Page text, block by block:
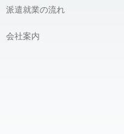
派遣就業の流れ
会社案内